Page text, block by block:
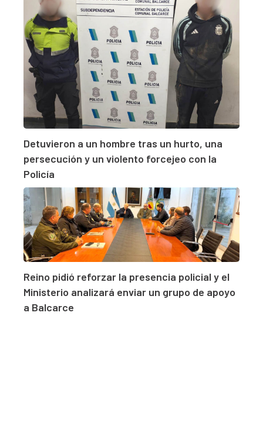
Detuvieron a un hombre tras un hurto, una
persecución y un violento forcejeo con la
Policía
Reino pidió reforzar la presencia policial y el
Ministerio analizará enviar un grupo de apoyo
a Balcarce